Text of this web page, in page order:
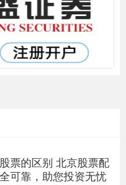
票的区别 北京股票配
可靠，助您投资无忧